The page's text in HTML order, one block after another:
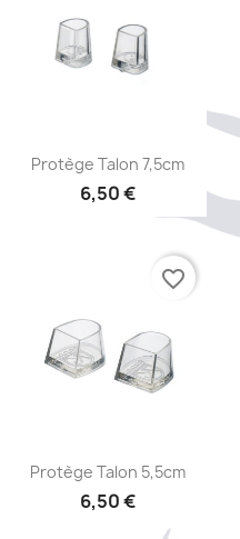
Aperçu rapide
Protège Talon 7,5cm
6,50 €
Aperçu rapide
Protège Talon 5,5cm
6,50 €
favorite_border